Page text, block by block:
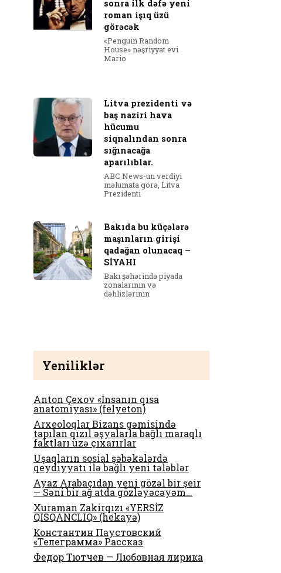
sonra ilk dəfə yeni
roman işıq üzü
görəcək
«Penguin Random
House» nəşriyyat evi
Mario
Litva prezidenti və
baş naziri hava
hücumu
siqnalından sonra
sığınacağa
aparılıblar.
ABC News-un verdiyi
məlumata görə, Litva
Prezidenti
Bakıda bu küçələrə
maşınların girişi
qadağan olunacaq –
SİYAHI
Bakı şəhərində piyada
zonalarının və
dəhlizlərinin
Yeniliklər
Anton Çexov «İnsanın qısa
anatomiyası» (felyeton)
Arxeoloqlar Bizans gəmisində
tapılan qızıl əşyalarla bağlı maraqlı
faktları üzə çıxarırlar
Uşaqların sosial şəbəkələrdə
qeydiyyatı ilə bağlı yeni tələblər
Ayaz Arabaçıdan yeni gözəl bir şeir
— Səni bir ağ atda gözləyəcəyəm…
Xuraman Zakirqızı «YERSİZ
QISQANCLIQ» (hekayə)
Константин Паустовский
«Телеграмма» Рассказ
Федор Тютчев — Любовная лирика